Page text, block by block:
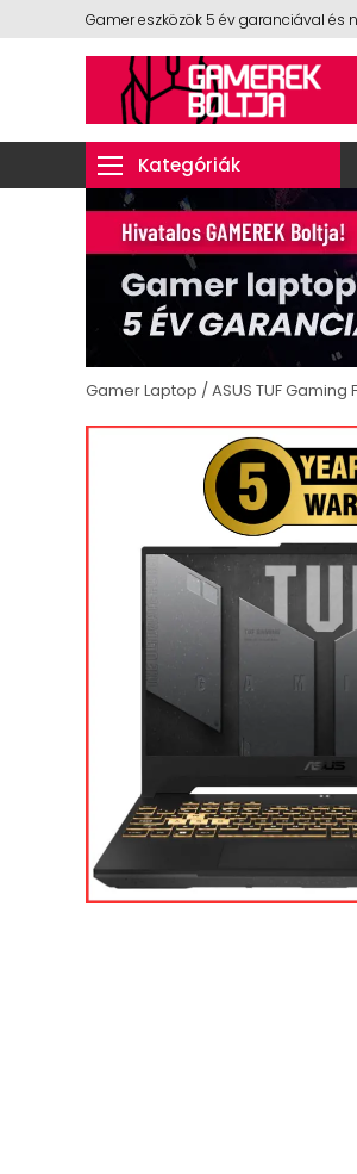
Gamer eszközök 5 év garanciával és
Kategóriák
Gamer Laptop ASUS TUF Gaming